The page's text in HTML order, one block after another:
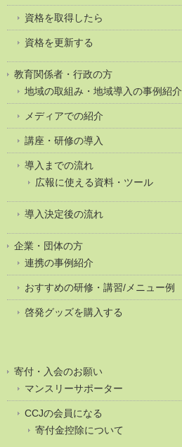
資格を取得したら
資格を更新する
教育関係者・行政の方
地域の取組み・地域導入の事例紹介
メディアでの紹介
講座・研修の導入
導入までの流れ
広報に使える資料・ツール
導入決定後の流れ
企業・団体の方
連携の事例紹介
おすすめの研修・講習/メニュー例
啓発グッズを購入する
寄付・入会のお願い
マンスリーサポーター
CCJの会員になる
寄付金控除について